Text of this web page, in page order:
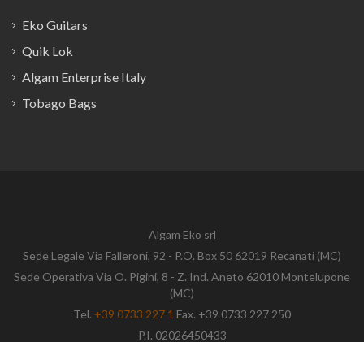
Eko Guitars
Quik Lok
Algam Enterprise Italy
Tobago Bags
Algam Eko srl
Sede Legale Via Falleroni, 92 - P.O. Box 50 62019 Recanati (MC)
Sede Operativa Via O. Pigini, 8 - Z. Ind. Aneto 62010 Montelupone
(MC)
Tel. +39 0733 227 1 Fax. +39 0733 227 250
P.I. 02026450433